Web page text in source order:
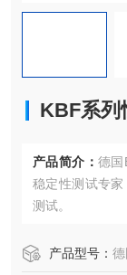
KBF系列
产品简介： 德国
稳定性测试专
测试。
产品型号：